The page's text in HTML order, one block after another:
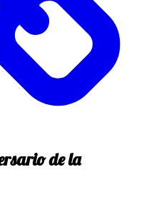
de la